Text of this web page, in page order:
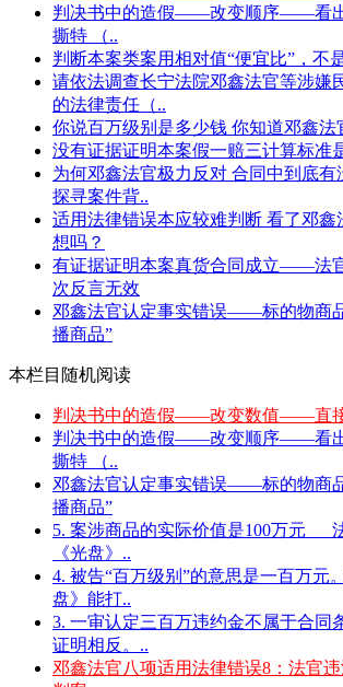
判决书中的造假——改变顺序——看
撕特 （..
判断本案类案用相对值“便宜比”，不
请依法调查长宁法院邓鑫法官等涉嫌
的法律责任（..
你说百万级别是多少钱 你知道邓鑫法
没有证据证明本案假一赔三计算标准
为何邓鑫法官极力反对 合同中到底
探寻案件背..
适用法律错误本应较难判断 看了邓鑫
想吗？
有证据证明本案真货合同成立——法
次反言无效
邓鑫法官认定事实错误——标的物商
播商品”
本栏目随机阅读
判决书中的造假——改变数值——直
判决书中的造假——改变顺序——看
撕特 （..
邓鑫法官认定事实错误——标的物商
播商品”
5. 案涉商品的实际价值是100万元___
《光盘》..
4. 被告“百万级别”的意思是一百万元
盘》能打..
3. 一审认定三百万违约金不属于合同
证明相反。..
邓鑫法官八项适用法律错误8：法官